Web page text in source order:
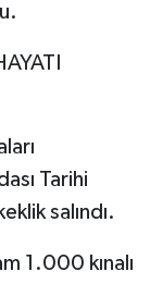
Tarihi
salındı.
1.000 kınalı